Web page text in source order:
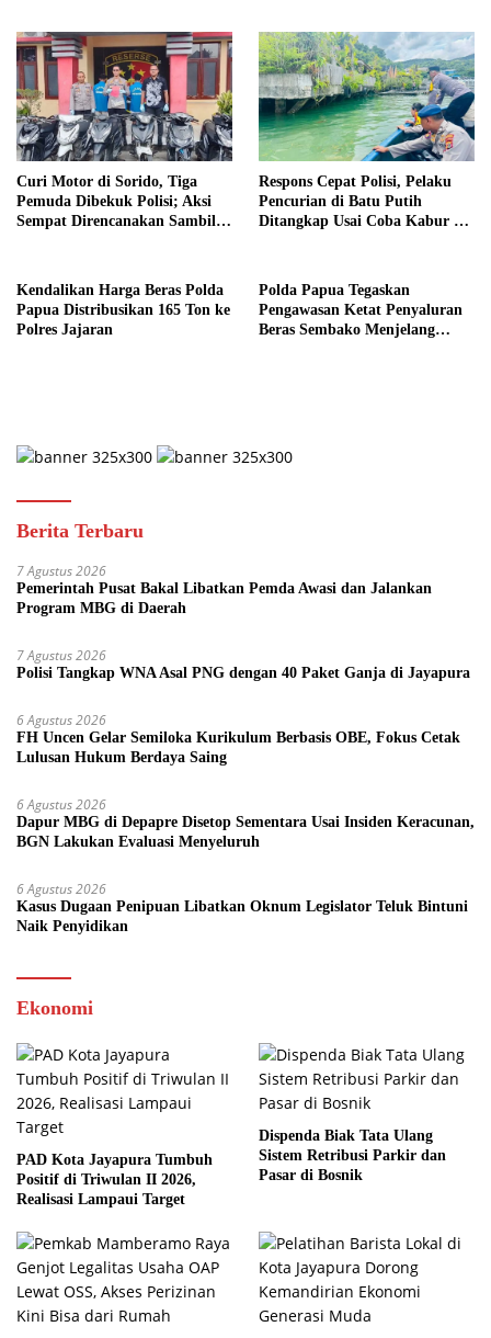
Curi Motor di Sorido, Tiga
Pemuda Dibekuk Polisi; Aksi
Sempat Direncanakan Sambil
Respons Cepat Polisi, Pelaku
Pencurian di Batu Putih
Ditangkap Usai Coba Kabur ke
Kendalikan Harga Beras Polda
Papua Distribusikan 165 Ton ke
Polres Jajaran
Polda Papua Tegaskan
Pengawasan Ketat Penyaluran
Beras Sembako Menjelang
Berita Terbaru
7 Agustus 2026
Pemerintah Pusat Bakal Libatkan Pemda Awasi dan Jalankan
Program MBG di Daerah
7 Agustus 2026
Polisi Tangkap WNA Asal PNG dengan 40 Paket Ganja di Jayapura
6 Agustus 2026
FH Uncen Gelar Semiloka Kurikulum Berbasis OBE, Fokus Cetak
Lulusan Hukum Berdaya Saing
6 Agustus 2026
Dapur MBG di Depapre Disetop Sementara Usai Insiden Keracunan,
BGN Lakukan Evaluasi Menyeluruh
6 Agustus 2026
Kasus Dugaan Penipuan Libatkan Oknum Legislator Teluk Bintuni
Naik Penyidikan
Ekonomi
PAD Kota Jayapura Tumbuh
Positif di Triwulan II 2026,
Realisasi Lampaui Target
Dispenda Biak Tata Ulang
Sistem Retribusi Parkir dan
Pasar di Bosnik